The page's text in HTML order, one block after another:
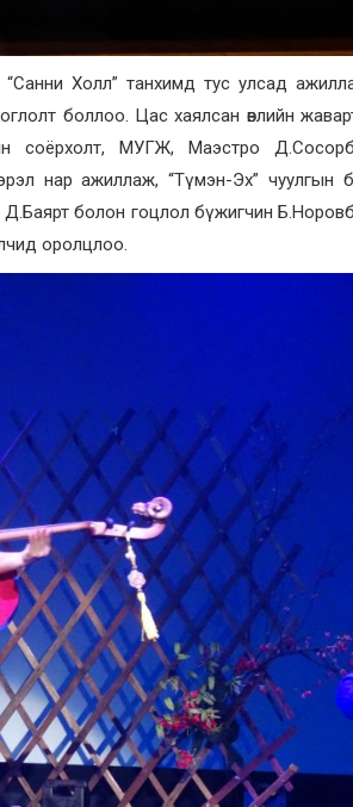
Холл” танхимд тус улсад
боллоо. Цас хаялсан өвлийн
соёрхолт, МУГЖ, Маэстро
нар ажиллаж, “Түмэн-Эх” чуулгын
болон гоцлол бүжигчин
оролцлоо.